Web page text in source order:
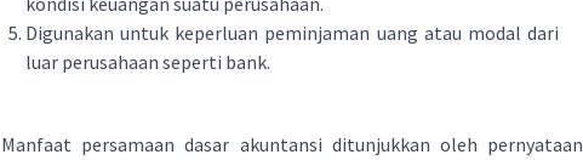
Digunakan untuk keperluan peminjaman uang atau modal dari
luar perusahaan seperti bank.
Manfaat persamaan dasar akuntansi ditunjukkan oleh pernyataan